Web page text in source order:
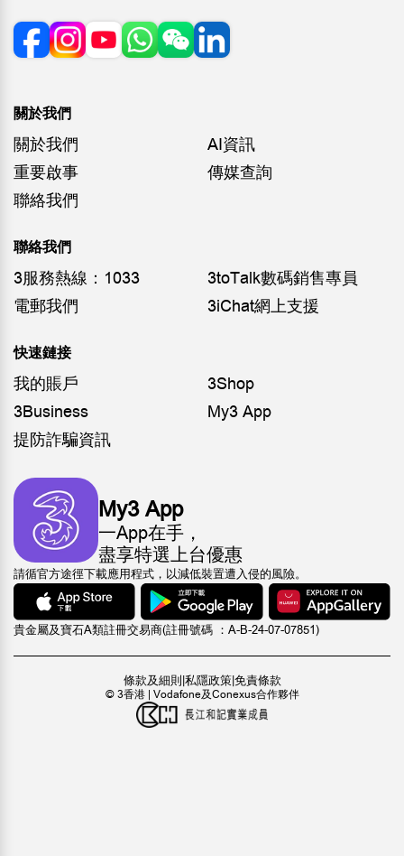
關於我們
關於我們
AI資訊
重要啟事
傳媒查詢
聯絡我們
聯絡我們
3服務熱線：1033
3toTalk數碼銷售專員
電郵我們
3iChat網上支援
快速鏈接
我的賬戶
3Shop
3Business
My3 App
提防詐騙資訊
My3 App
一App在手，
盡享特選上台優惠
請循官方途徑下載應用程式，以減低裝置遭入侵的風險。
貴金屬及寶石A類註冊交易商(註冊號碼 ：A-B-24-07-07851)
條款及細則 私隱政策 免責條款
© 3香港 | Vodafone及Conexus合作夥伴